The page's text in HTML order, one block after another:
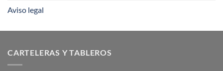
Aviso legal
CARTELERAS Y TABLEROS